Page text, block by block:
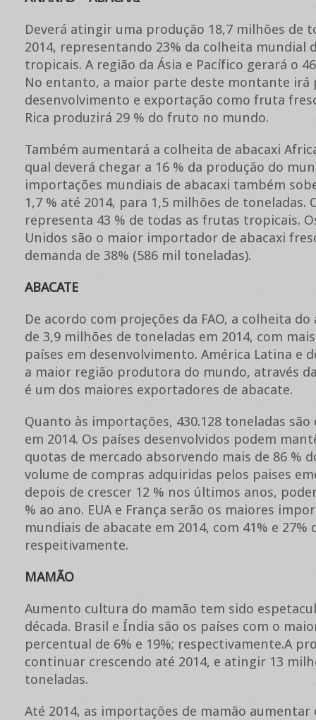
Deverá atingir uma produção 18,7 milhões de
2014, representando 23% da colheita mundial
tropicais. A região da Ásia e Pacífico gerará o
No entanto, a maior parte deste montante irá
desenvolvimento e exportação como fruta
Rica produzirá 29 % do fruto no mundo.
Também aumentará a colheita de abacaxi
qual deverá chegar a 16 % da produção do
importações mundiais de abacaxi também
1,7 % até 2014, para 1,5 milhões de toneladas.
representa 43 % de todas as frutas tropicais.
Unidos são o maior importador de abacaxi
demanda de 38% (586 mil toneladas).
ABACATE
De acordo com projeções da FAO, a colheita do
de 3,9 milhões de toneladas em 2014, com
países em desenvolvimento. América Latina e
a maior região produtora do mundo, através
é um dos maiores exportadores de abacate.
Quanto às importações, 430.128 toneladas são
em 2014. Os países desenvolvidos podem
quotas de mercado absorvendo mais de 86 %
volume de compras adquiridas pelos paises
depois de crescer 12 % nos últimos anos,
% ao ano. EUA e França serão os maiores
mundiais de abacate em 2014, com 41% e 27%
respeitivamente.
MAMÃO
Aumento cultura do mamão tem sido
década. Brasil e Índia são os países com o
percentual de 6% e 19%; respectivamente.A
continuar crescendo até 2014, e atingir 13
toneladas.
Até 2014, as importações de mamão aumentar